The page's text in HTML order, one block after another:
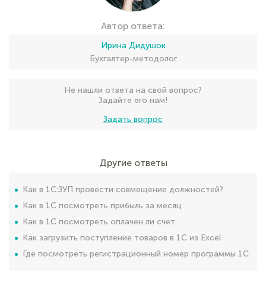
Автор ответа:
Ирина Дидушок
Бухгалтер-методолог
Не нашли ответа на свой вопрос?
Задайте его нам!
Задать вопрос
Другие ответы
Как в 1С:ЗУП провести совмещение должностей?
Как в 1С посмотреть прибыль за месяц
Как в 1C посмотреть оплачен ли счет
Как загрузить поступление товаров в 1С из Excel
Где посмотреть регистрационный номер программы 1С